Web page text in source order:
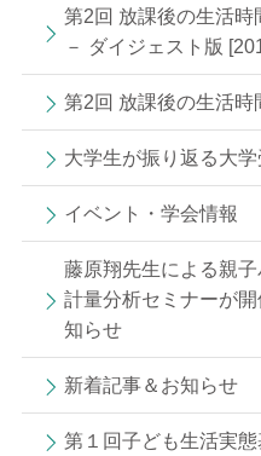
第2回 放課後の生活時
－ ダイジェスト版
第2回 放課後の生活時
大学生が振り返る大
イベント・学会情報
藤原翔先生による親
計量分析セミナーが
知らせ
新着記事＆お知らせ
第１回子ども生活実